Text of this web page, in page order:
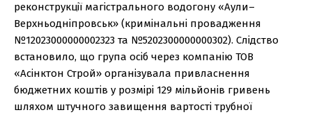
реконструкції магістрального водогону «Аули–
Верхньодніпровськ» (кримінальні провадження
№12023000000002323 та №5202300000000302). Слідство
встановило, що група осіб через компанію ТОВ
«Асінктон Строй» організувала привласнення
бюджетних коштів у розмірі 129 мільйонів гривень
шляхом штучного завищення вартості трубної